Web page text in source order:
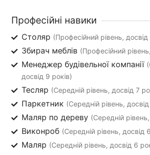
Професійні навики
Столяр (Професійний рівень, досвід
Збирач меблів (Професійний
Менеджер будівельної компанії
досвід 9 років)
Тесляр (Середній рівень, досвід 7
Паркетник (Середній рівень,
Маляр по дереву (Середній
Виконроб (Середній рівень, досвід
Маляр (Середній рівень, досвід 6